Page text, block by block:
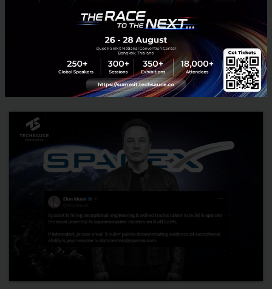
สละเก้าอี้คุม DeepMind ด้าน Jeff Dean ตำนานพนักงานคนที่ 30
ประกาศลาออกตั้งบริษัทใหม่...
Techsauce Team
Jeff Dean Demis Hassabis